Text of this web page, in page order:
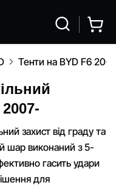
Тенти на BYD F6
захист від граду та
шар виконаний з 5-
гасить удари
для